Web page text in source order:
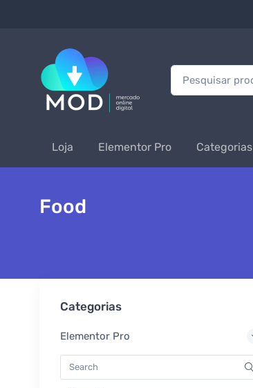
Procurar:
Loja Elementor Pro Categorias
Food
Categorias
Elementor Pro